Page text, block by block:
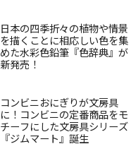
日本の四季折々の植物や情景
を描くことに相応しい色を集
めた水彩色鉛筆『色辞典』が
新発売！
コンビニおにぎりが文房具
に！コンビニの定番商品をモ
チーフにした文房具シリーズ
『ジムマート』誕生